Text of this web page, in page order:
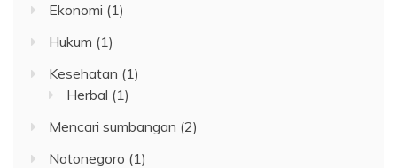
Ekonomi (1)
Hukum (1)
Kesehatan (1)
Herbal (1)
Mencari sumbangan (2)
Notonegoro (1)